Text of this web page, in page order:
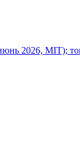
2026, MIT);